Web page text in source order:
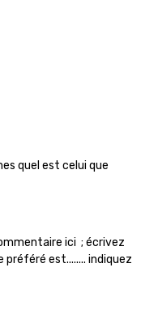
quel est celui que
ici ; écrivez
est........ indiquez